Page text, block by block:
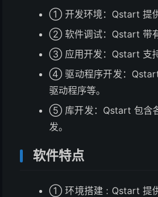
① 开发环境：Qstart 提供
② 软件调试：Qstart 带有
③ 应用开发：Qstart 支持
④ 驱动程序开发：Qstart
驱动程序等。
⑤ 库开发：Qstart 包含
发。
软件特点
① 环境搭建 : Qstart 提供